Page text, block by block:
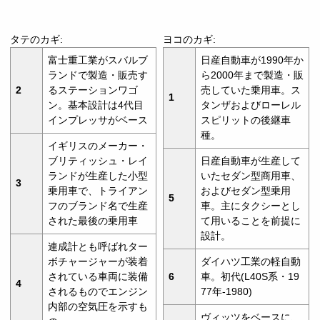
タテのカギ:
2
富士重工業がスバルブ
ランドで製造・販売す
るステーションワゴ
ン。基本設計は4代目
インプレッサがベース
3
イギリスのメーカー・
ブリティッシュ・レイ
ランドが生産した小型
乗用車で、トライアン
フのブランド名で生産
された最後の乗用車
4
連成計とも呼ばれター
ボチャージャーが装着
されている車両に装備
されるものでエンジン
内部の空気圧を示すも
ヨコのカギ:
1
日産自動車が1990年か
ら2000年まで製造・販
売していた乗用車。ス
タンザおよびローレル
スピリットの後継車
種。
5
日産自動車が生産して
いたセダン型商用車、
およびセダン型乗用
車。主にタクシーとし
て用いることを前提に
設計。
6
ダイハツ工業の軽自動
車。初代(L40S系・19
77年-1980)
ヴィッツをベースに、